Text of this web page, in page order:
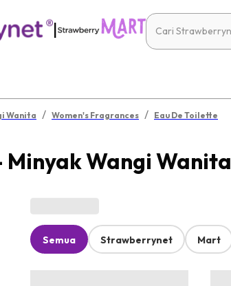
|
Wanita / Women's Fragrances / Eau De Toilette
Wangi Wanita
Semua Strawberrynet Mart